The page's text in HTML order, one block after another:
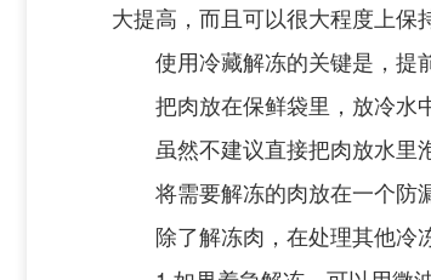
大提高，而且可以很大程度上保
使用冷藏解冻的关键是，提
把肉放在保鲜袋里，放冷水
虽然不建议直接把肉放水里
将需要解冻的肉放在一个防
除了解冻肉，在处理其他冷